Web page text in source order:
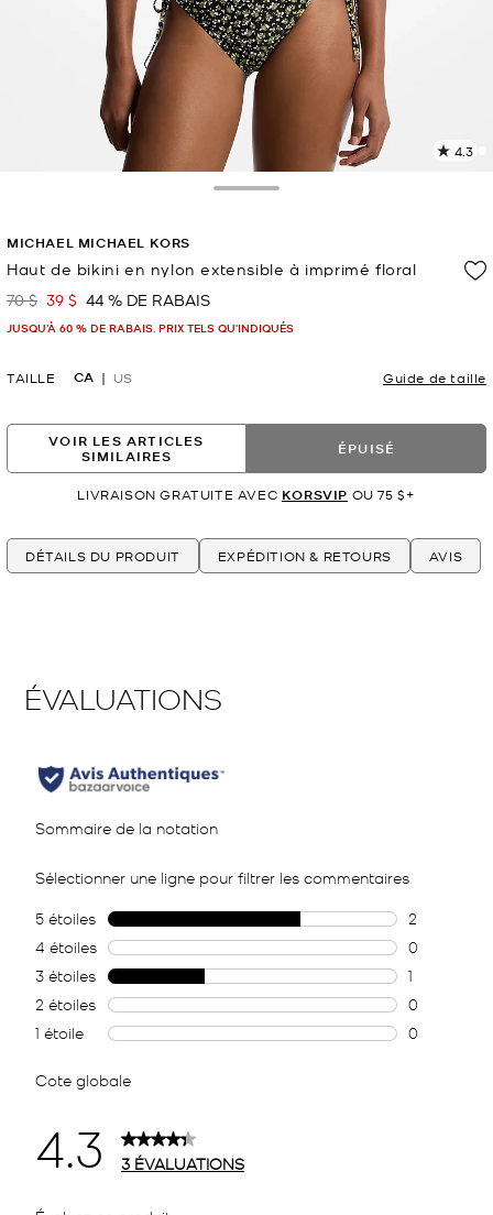
4.3
MICHAEL MICHAEL KORS
Haut de bikini en nylon extensible à imprimé floral
était
70 $ maintenant
39 $ 44 % DE RABAIS
JUSQU’À 60 % DE RABAIS. PRIX TELS QU'INDIQUÉS
TAILLE CA US Guide de taille
VOIR LES ARTICLES
SIMILAIRES
ÉPUISÉ
LIVRAISON GRATUITE AVEC KORSVIP OU 75 $+
DÉTAILS DU PRODUIT EXPÉDITION & RETOURS AVIS